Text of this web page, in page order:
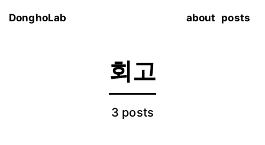
DonghoLab about posts
회고
3 posts